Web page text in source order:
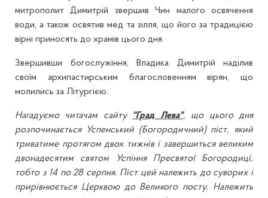
митрополит Димитрій звершив Чин малого освячення
води, а також освятив мед та зілля, що його за традицією
вірні приносять до храмів цього дня.
Звершивши богослужіння, Владика Димитрій наділив
своїм архипастирським благословенням вірян, що
молились за Літургією.
Нагадуємо читачам сайту "Град Лева", що цього дня
розпочинається Успенський (Богородичний) піст, який
триватиме протягом двох тижнів і завершиться великим
двонадесятим святом Успіння Пресвятої Богородиці,
тобто з 14 по 28 серпня. Піст цей належить до суворих і
прирівнюється Церквою до Великого посту. Належить